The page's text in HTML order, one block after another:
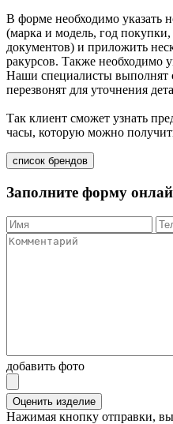
В форме необходимо указать
(марка и модель, год
документов) и приложить
ракурсов. Также необходимо
Наши специалисты выполнят
перезвонят для уточнения
Так клиент сможет узнать
часы, которую можно
список брендов
Заполните форму
добавить фото
Оценить изделие
Нажимая кнопку отправки, вы